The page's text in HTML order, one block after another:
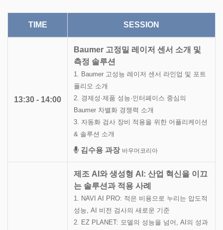
TIME SESSION
13:30 - 14:00
Baumer 고정밀 레이저 센서 소개 및
측정 솔루션
1. Baumer 고성능 레이저 센서 라인업 및 포트
폴리오 소개
2. 경제성·제품 성능·인터페이스 중심의
Baumer 차별화 경쟁력 소개
3. 자동화 검사 장비 적용을 위한 어플리케이션
& 솔루션 소개
김수용 과장 바우머코리아
제조 AI와 생성형 AI: 산업 혁신을 이끄
는 솔루션과 적용 사례
1. NAVI AI PRO: 적은 비용으로 누리는 압도적
성능, AI 비전 검사의 새로운 기준
2. EZ PLANET: 모델의 성능을 넘어, AI의 성과